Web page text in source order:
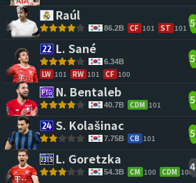
Raúl
86.2B CF 101 ST 101 5
L. Sané
6.34B
LW 101 RW 101 CF 100
5
N. Bentaleb
40.7B CDM 101 5
S. Kolašinac
7.75B CB 101 5
L. Goretzka
54.3B CM 100 CDM 1004